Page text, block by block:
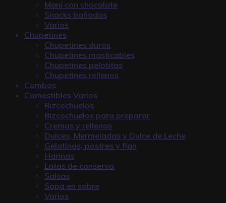
Maní con chocolate
Snacks bañados
Varios
Chupetines
Chupetines duros
Chupetines masticables
Chupetines pelotitas
Chupetines rellenos
Combos
Comestibles Varios
Bizcochuelos
Bizcochuelos para preparar
Cremas y rellenos
Dulces, Mermeladas y Dulce de Leche
Gelatinas, postres y flan
Harinas
Latas de conserva
Salsas
Sopa en sobre
Varios